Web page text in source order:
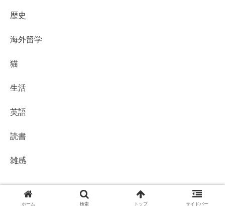
歴史
海外留学
猫
生活
英語
読書
雑感
ホーム 検索 トップ サイドバー